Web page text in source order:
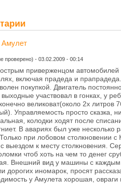
Амулет
проверено) -03.02.2009 - 00:14
приверженцом автомобилей
включая прадеда и
покупкой. Двигатель
участвовал в гонках, у
великоват(около 2х литров
Управляемость просто сказка,
колодки ходят после
В авариях был уже
при лобовом столкновении
с выездом к месту столкновения.
чтоб хоть на чем то денег
Внешний вид у машины с каждым
дорогих иномарок, просят
у Амулета хорошая,